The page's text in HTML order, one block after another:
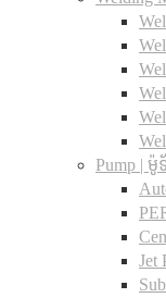
Pump |
Jet